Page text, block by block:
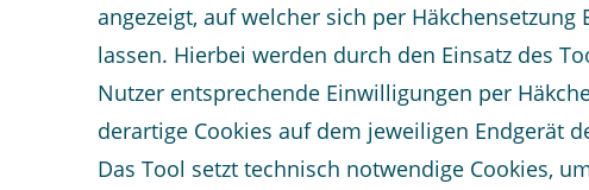
angezeigt, auf welcher sich per
lassen. Hierbei werden durch den Einsatz des
Nutzer entsprechende Einwilligungen per
derartige Cookies auf dem jeweiligen Endgerät
Das Tool setzt technisch notwendige Cookies,